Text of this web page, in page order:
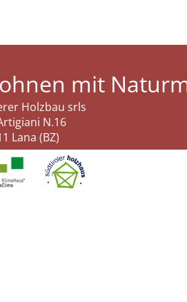
mit
Holzbau srls
N.16
Lana (BZ)
0473 562506